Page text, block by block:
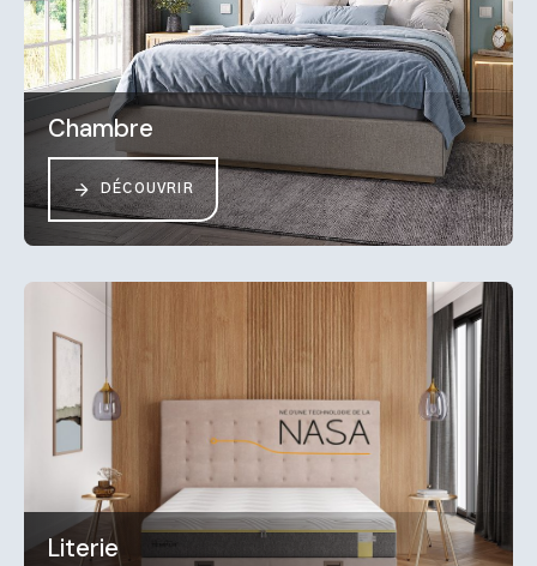
Chambre
DÉCOUVRIR
Literie